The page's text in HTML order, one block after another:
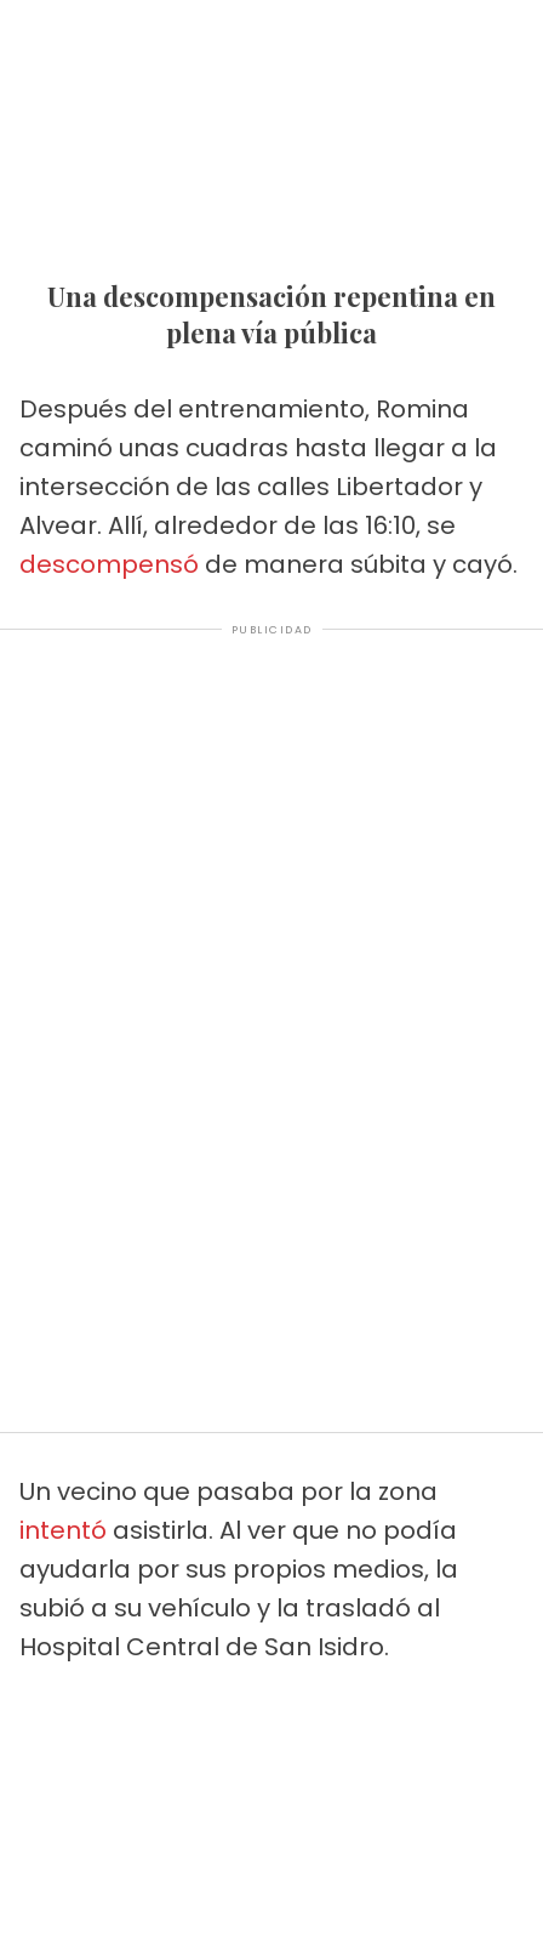
Una descompensación repentina en
plena vía pública
Después del entrenamiento, Romina
caminó unas cuadras hasta llegar a la
intersección de las calles Libertador y
Alvear. Allí, alrededor de las 16:10, se
descompensó de manera súbita y cayó.
PUBLICIDAD
Un vecino que pasaba por la zona
intentó asistirla. Al ver que no podía
ayudarla por sus propios medios, la
subió a su vehículo y la trasladó al
Hospital Central de San Isidro.